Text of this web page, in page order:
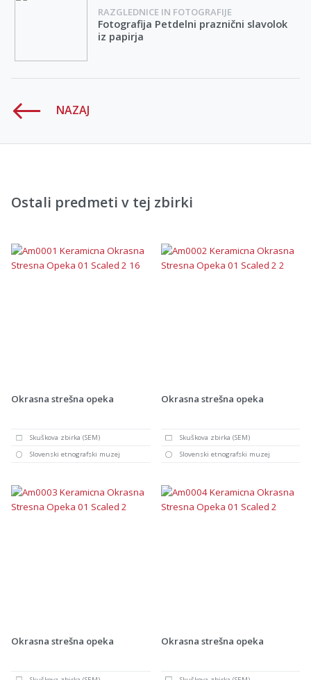
RAZGLEDNICE IN FOTOGRAFIJE
Fotografija Petdelni praznični slavolok
iz papirja
NAZAJ
Ostali predmeti v tej zbirki
Okrasna strešna opeka
Skuškova zbirka (SEM)
Slovenski etnografski muzej
Okrasna strešna opeka
Skuškova zbirka (SEM)
Slovenski etnografski muzej
Okrasna strešna opeka Okrasna strešna opeka